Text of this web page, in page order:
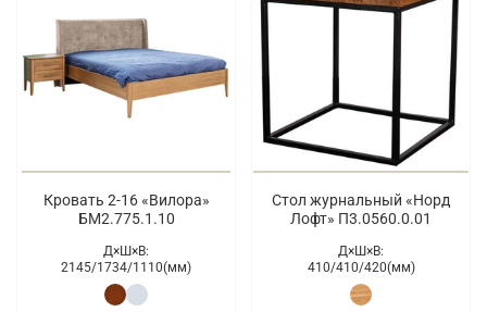
Кровать 2-16 «Вилора»
БМ2.775.1.10
Д×Ш×В:
2145/1734/1110(мм)
Стол журнальный «Норд
Лофт» П3.0560.0.01
Д×Ш×В:
410/410/420(мм)